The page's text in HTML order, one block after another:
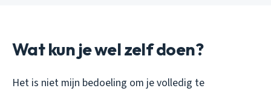
Wat kun je wel zelf doen?
Het is niet mijn bedoeling om je volledig te